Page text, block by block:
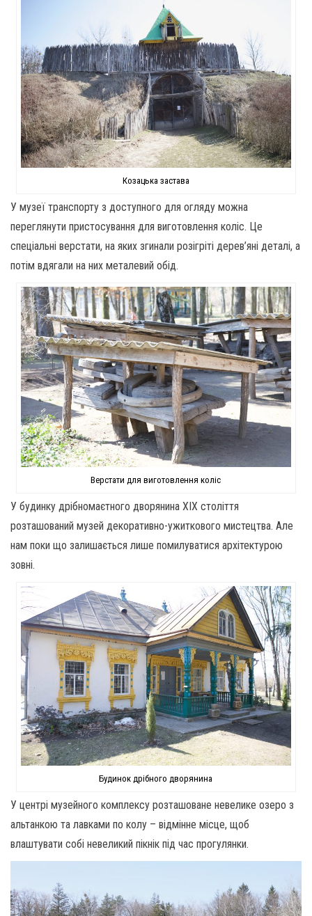
Козацька застава
У музеї транспорту з доступного для огляду можна
переглянути пристосування для виготовлення коліс. Це
спеціальні верстати, на яких згинали розігріті дерев’яні деталі, а
потім вдягали на них металевий обід.
Верстати для виготовлення коліс
У будинку дрібномаєтного дворянина XIX століття
розташований музей декоративно-ужиткового мистецтва. Але
нам поки що залишається лише помилуватися архітектурою
зовні.
Будинок дрібного дворянина
У центрі музейного комплексу розташоване невелике озеро з
альтанкою та лавками по колу – відмінне місце, щоб
влаштувати собі невеликий пікнік під час прогулянки.